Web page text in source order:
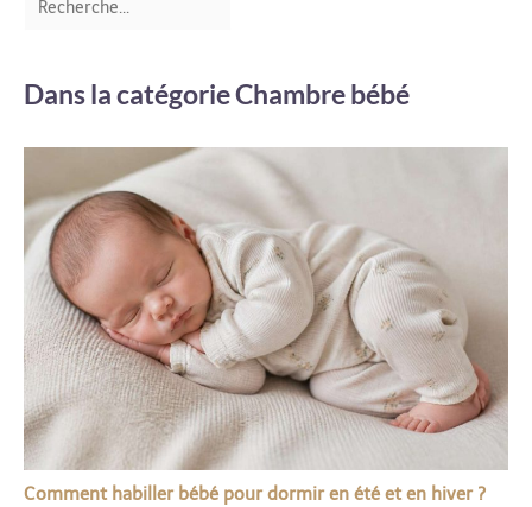
Dans la catégorie Chambre bébé
Comment habiller bébé pour dormir en été et en hiver ?